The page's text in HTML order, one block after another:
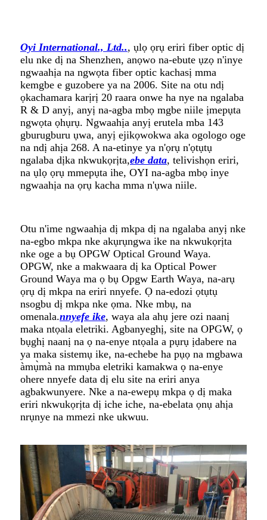
Oyi International., Ltd.., ụlọ ọrụ eriri fiber optic dị
elu nke dị na Shenzhen, anọwo na-ebute ụzọ n'inye
ngwaahịa na ngwọta fiber optic kachasị mma
kemgbe e guzobere ya na 2006. Site na otu ndị
ọkachamara karịrị 20 raara onwe ha nye na ngalaba
R & D anyị, anyị na-agba mbọ mgbe niile ịmepụta
ngwọta ọhụrụ. Ngwaahịa anyị erutela mba 143
gburugburu ụwa, anyị ejikọwokwa aka ogologo oge
na ndị ahịa 268. A na-etinye ya n'ọrụ n'ọtụtụ
ngalaba dịka nkwukọrịta,ebe data, telivishọn eriri,
na ụlọ ọrụ mmepụta ihe, OYI na-agba mbọ inye
ngwaahịa na ọrụ kacha mma n'ụwa niile.
Otu n'ime ngwaahịa dị mkpa dị na ngalaba anyị nke
na-egbo mkpa nke akụrụngwa ike na nkwukọrịta
nke oge a bụ OPGW Optical Ground Waya.
OPGW, nke a makwaara dị ka Optical Power
Ground Waya ma ọ bụ Opgw Earth Waya, na-arụ
ọrụ dị mkpa na eriri nnyefe. Ọ na-edozi ọtụtụ
nsogbu dị mkpa nke ọma. Nke mbụ, na
omenala.nnyefe ike, waya ala ahụ jere ozi naanị
maka ntọala eletriki. Agbanyeghị, site na OPGW, ọ
bụghị naanị na ọ na-enye ntọala a pụrụ ịdabere na
ya maka sistemụ ike, na-echebe ha pụọ ​​​​na mgbawa
àmụ̀mà na mmụba eletriki kamakwa ọ na-enye
ohere nnyefe data dị elu site na eriri anya
agbakwunyere. Nke a na-ewepụ mkpa ọ dị maka
eriri nkwukọrịta dị iche iche, na-ebelata ọnụ ahịa
nrụnye na mmezi nke ukwuu.